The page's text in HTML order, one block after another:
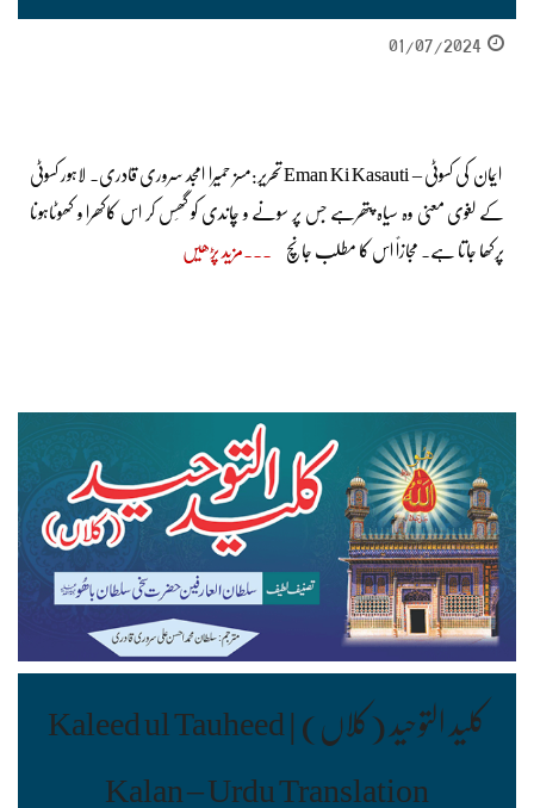
01/07/2024
ایمان کی کسوٹی – Eman Ki Kasauti تحریر:مسز حمیرا امجد سروری قادری۔ لاہور کسوٹی
کے لغوی معنی وہ سیاہ پتھرہے جس پر سونے و چاندی کو گھِس کر اس کاکھرا و کھوٹاہونا
پرکھا جاتا ہے۔ مجازاً اس کا مطلب جانچ مزید پڑھیں
کلید التوحید (کلاں) | Kaleed ul Tauheed
Kalan – Urdu Translation